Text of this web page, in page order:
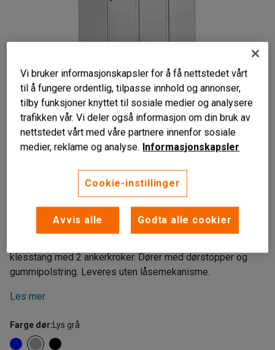
Hattehylle og klesstang
klesstang med 2 ankerkroker. Dører med dørstopper og
gummipolstring. Leveres uten låsemekanisme.
Les mer
Farge dør: Lys grå
Vi bruker informasjonskapsler for å få nettstedet vårt
til å fungere ordentlig, tilpasse innhold og annonser,
tilby funksjoner knyttet til sosiale medier og analysere
trafikken vår. Vi deler også informasjon om din bruk av
nettstedet vårt med våre partnere innenfor sosiale
medier, reklame og analyse. Informasjonskapsler
Cookie-instillinger
Avvis alle Godta alle cookier